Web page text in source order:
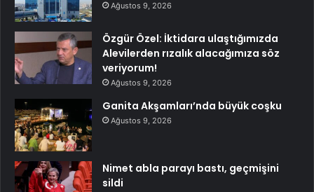
Ağustos 9, 2026
Özgür Özel: İktidara ulaştığımızda
Alevilerden rızalık alacağımıza söz
veriyorum!
Ağustos 9, 2026
Ganita Akşamları’nda büyük coşku
Ağustos 9, 2026
Nimet abla parayı bastı, geçmişini
sildi